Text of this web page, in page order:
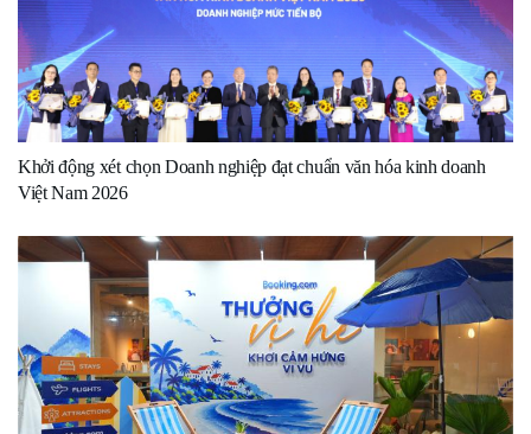
Khởi động xét chọn Doanh nghiệp đạt chuẩn văn hóa kinh doanh
Việt Nam 2026